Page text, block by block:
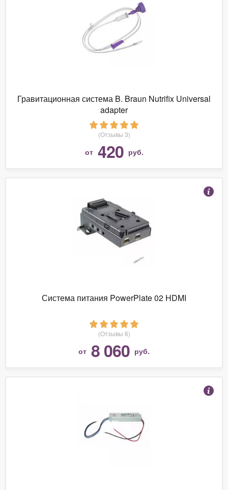
Гравитационная система B. Braun Nutrifix Universal
adapter
(Отзывы 3)
от 420 руб.
Система питания PowerPlate 02 HDMI
(Отзывы 6)
от 8 060 руб.